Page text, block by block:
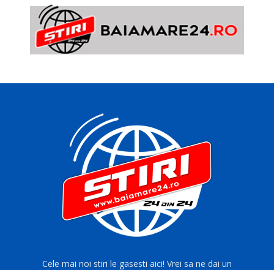
Cele mai noi stiri le gasesti aici! Vrei sa ne dai un